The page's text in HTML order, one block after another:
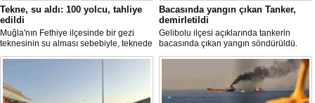
Tekne, su aldı: 100 yolcu, tahliye
edildi
Muğla'nın Fethiye ilçesinde bir gezi
teknesinin su alması sebebiyle, teknede
bulunan 100 yolcu tahliye edildi,
Bacasında yangın çıkan Tanker,
demirletildi
Gelibolu ilçesi açıklarında tankerin
bacasında çıkan yangın söndürüldü.
Tanker, ardından Şevketiye Demir